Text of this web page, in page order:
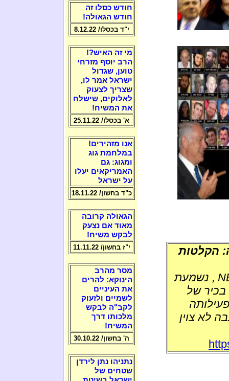
הקלטות
, נשמעת
של
לא צוין
חודש כסלו זה
חודש הגאולה!
י"ד בכסלו/ 8.12.22
מי זה האיש?!
הרב יוסף מזרחי
טוען, שגדול
ישראל אמר לו,
שצריך לצעוק
לאלוקים, שישלח
את המשיח!
א' בכסלו/ 25.11.22
אנו מזהירים!
במלחמת גוג
ומגוג: גם
האמריקאים יעלו
על ישראל
כ"ד בחשון/ 18.11.22
הגאולה קרובה
מאוד אם נצעק
לבקש משיח!
י"ז בחשון/ 11.11.22
מסר מהרב
הינוקא: להרים
את העיניים
לשמיים ולזעוק
לקב"ה לבקש
מלכותו דרך
המשיח!
ה' בחשון/ 30.10.22
נתניהו נתן לירדן
שטחים של